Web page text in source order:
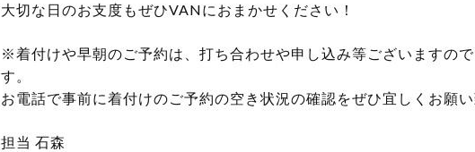
大切な日のお支度もぜひVANにおまかせください！
※着付けや早朝のご予約は、打ち合わせや申し込み等ございますの
す。
お電話で事前に着付けのご予約の空き状況の確認をぜひ宜しくお願い
担当 石森